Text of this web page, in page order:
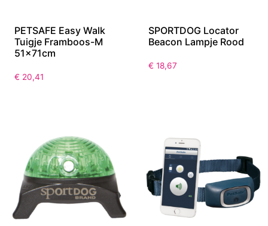
PETSAFE Easy Walk
Tuigje Framboos-M
51x71cm
€ 20,41
SPORTDOG Locator
Beacon Lampje Rood
€ 18,67